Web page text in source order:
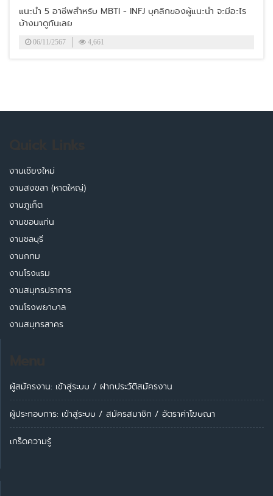
แนะนำ 5 อาชีพสำหรับ MBTI - INFJ บุคลิกของผู้แนะนำ จะมีอะไร
บ้างมาดูกันเลย
06/11/2567 4,661
งานเชียงใหม่
งานสงขลา (หาดใหญ่)
งานภูเก็ต
งานขอนแก่น
งานชลบุรี
งานกทม
งานโรงแรม
งานสมุทรปราการ
งานโรงพยาบาล
งานสมุทรสาคร
ผู้สมัครงาน: เข้าสู่ระบบ / ฝากประวัติสมัครงาน
ผู้ประกอบการ: เข้าสู่ระบบ / สมัครสมาชิก / อัตราค่าโฆษณา
เกร็ดความรู้